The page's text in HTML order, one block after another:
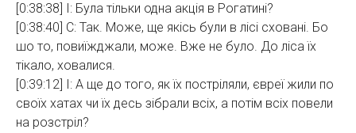
[0:38:38] І: Була тільки одна акція в Рогатині?
[0:38:40] С: Так. Може, ще якісь були в лісі сховані. Бо
шо то, повиїжджали, може. Вже не було. До ліса їх
тікало, ховалися.
[0:39:12] І: А ще до того, як їх постріляли, євреї жили по
своїх хатах чи їх десь зібрали всіх, а потім всіх повели
на розстріл?